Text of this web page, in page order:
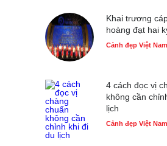
Khai trương
hoàng đạt hai
Cảnh đẹp Việt Nam
4 cách đọc vị
không cần
lịch
Cảnh đẹp Việt Nam